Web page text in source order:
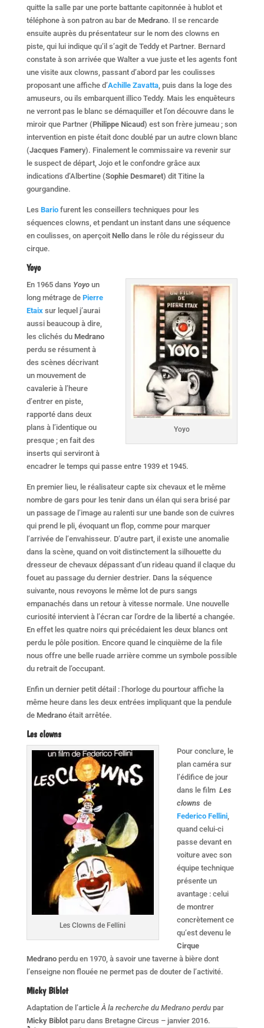
quitte la salle par une porte battante capitonnée à hublot et
téléphone à son patron au bar de Medrano. Il se rencarde
ensuite auprès du présentateur sur le nom des clowns en
piste, qui lui indique qu’il s’agit de Teddy et Partner. Bernard
constate à son arrivée que Walter a vue juste et les agents font
une visite aux clowns, passant d’abord par les coulisses
proposant une affiche d’Achille Zavatta, puis dans la loge des
amuseurs, ou ils embarquent illico Teddy. Mais les enquêteurs
ne verront pas le blanc se démaquiller et l’on découvre dans le
miroir que Partner (Philippe Nicaud) est son frère jumeau ; son
intervention en piste était donc doublé par un autre clown blanc
(Jacques Famery). Finalement le commissaire va revenir sur
le suspect de départ, Jojo et le confondre grâce aux
indications d’Albertine (Sophie Desmaret) dit Titine la
gourgandine.
Les Bario furent les conseillers techniques pour les
séquences clowns, et pendant un instant dans une séquence
en coulisses, on aperçoit Nellodans le rôle du régisseur du
cirque.
Yoyo
Yoyo
En 1965 dans Yoyoun
long métrage de Pierre
Etaixsur lequel j’aurai
aussi beaucoup à dire,
les clichés du Medrano
perdu se résument à
des scènes décrivant
un mouvement de
cavalerie à l’heure
d’entrer en piste,
rapporté dans deux
plans à l’identique ou
presque ; en fait des
inserts qui serviront à
encadrer le temps qui passe entre 1939 et 1945.
En premier lieu, le réalisateur capte six chevaux et le même
nombre de gars pour les tenir dans un élan qui sera brisé par
un passage de l’image au ralenti sur une bande son de cuivres
qui prend le pli, évoquant un flop, comme pour marquer
l’arrivée de l’envahisseur. D’autre part, il existe une anomalie
dans la scène, quand on voit distinctement la silhouette du
dresseur de chevaux dépassant d’un rideau quand il claque du
fouet au passage du dernier destrier. Dans la séquence
suivante, nous revoyons le même lot de purs sangs
empanachés dans un retour à vitesse normale. Une nouvelle
curiosité intervient à l’écran car l’ordre de la liberté a changée.
En effet les quatre noirs qui précédaient les deux blancs ont
perdu le pôle position. Encore quand le cinquième de la file
nous offre une belle ruade arrière comme un symbole possible
du retrait de l’occupant.
Enfin un dernier petit détail : l’horloge du pourtour affiche la
même heure dans les deux entrées impliquant que la pendule
de Medranoétait arrêtée.
Les clowns
Les Clowns de Fellini
Pour conclure, le
plan caméra sur
l’édifice de jour
dans le film Les
clowns de
Federico Fellini,
quand celui-ci
passe devant en
voiture avec son
équipe technique
présente un
avantage : celui
de montrer
concrètement ce
qu’est devenu le
Cirque
Medranoperdu en 1970, à savoir une taverne à bière dont
l’enseigne non flouée ne permet pas de douter de l’activité.
Micky Biblot
Adaptation de l’article À la recherche du Medrano perdu par
Micky Biblotparu dans Bretagne Circus – janvier 2016.